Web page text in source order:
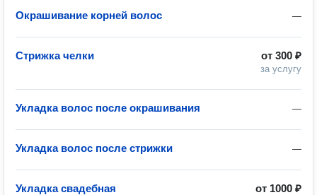
—
Окрашивание корней волос
от 300 ₽
за услугу
Стрижка челки
—
Укладка волос после окрашивания
—
Укладка волос после стрижки
от 1000 ₽
Укладка свадебная